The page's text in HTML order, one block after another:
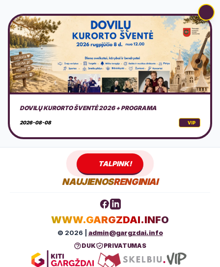
AMERICAN MOTOR FEST 2026
2026-08-08 VIP
TALPINK!
NAUJIENOSRENGINIAI
WWW.GARGZDAI.INFO
© 2026 | admin@gargzdai.info
DUK PRIVATUMAS